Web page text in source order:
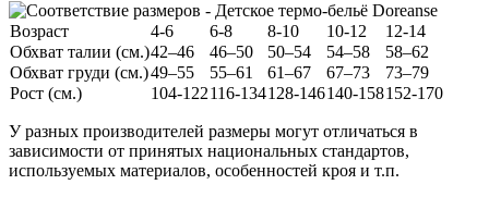
Возраст 4-6 6-8 8-10 10-12
12-14
Обхват талии (см.)42–46 46–50 50–54 54–58
58–62
Обхват груди (см.)49–55 55–61 61–67 67–73
73–79
Рост (см.)
104-122116-134128-146140-158152-170
У разных производителей размеры могут отличаться в
зависимости от принятых национальных стандартов,
используемых материалов, особенностей кроя и т.п.